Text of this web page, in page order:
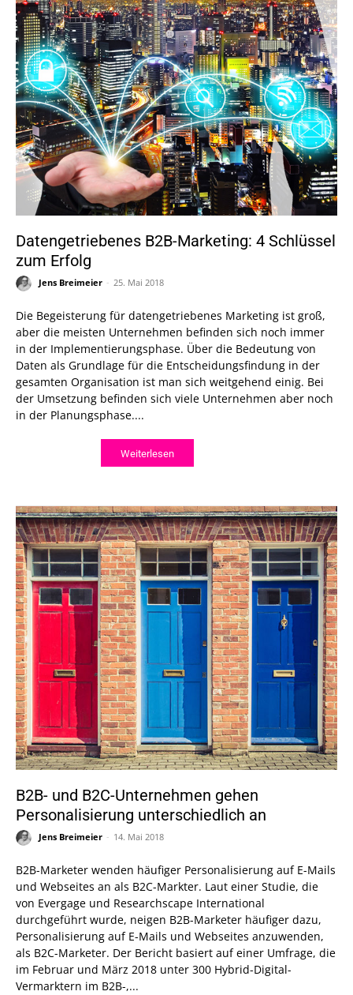
Datengetriebenes B2B-Marketing: 4 Schlüssel
zum Erfolg
Jens Breimeier - 25. Mai 2018
Die Begeisterung für datengetriebenes Marketing ist groß,
aber die meisten Unternehmen befinden sich noch immer
in der Implementierungsphase. Über die Bedeutung von
Daten als Grundlage für die Entscheidungsfindung in der
gesamten Organisation ist man sich weitgehend einig. Bei
der Umsetzung befinden sich viele Unternehmen aber noch
in der Planungsphase....
Weiterlesen
B2B- und B2C-Unternehmen gehen
Personalisierung unterschiedlich an
Jens Breimeier - 14. Mai 2018
B2B-Marketer wenden häufiger Personalisierung auf E-Mails
und Webseites an als B2C-Markter. Laut einer Studie, die
von Evergage und Researchscape International
durchgeführt wurde, neigen B2B-Marketer häufiger dazu,
Personalisierung auf E-Mails und Webseites anzuwenden,
als B2C-Marketer. Der Bericht basiert auf einer Umfrage, die
im Februar und März 2018 unter 300 Hybrid-Digital-
Vermarktern im B2B-,...